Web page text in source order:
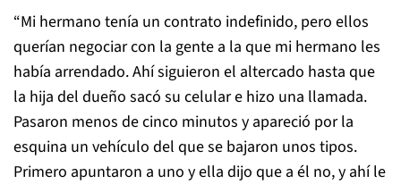
“Mi hermano tenía un contrato indefinido, pero ellos
querían negociar con la gente a la que mi hermano les
había arrendado. Ahí siguieron el altercado hasta que
la hija del dueño sacó su celular e hizo una llamada.
Pasaron menos de cinco minutos y apareció por la
esquina un vehículo del que se bajaron unos tipos.
Primero apuntaron a uno y ella dijo que a él no, y ahí le